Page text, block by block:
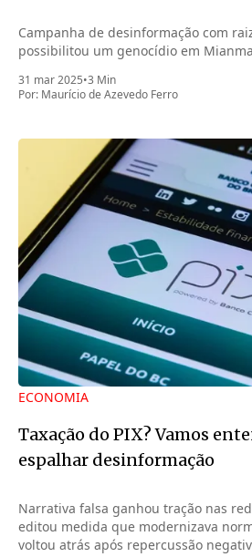
Campanha de desinformação com
possibilitou um genocídio em
31 mar 2025•3 Min
Por: Maurício de Azevedo Ferro
ECONOMIA
Taxação do PIX? Vamos
espalhar desinformação
Narrativa falsa ganhou tração nas
editou medida que modernizava
voltou atrás após repercussão